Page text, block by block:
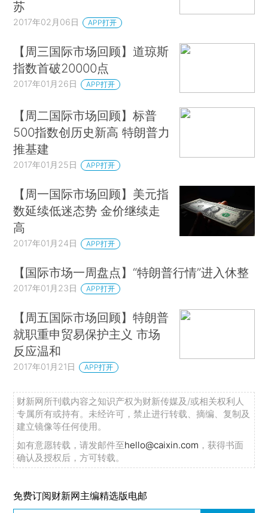
苏
2017年02月06日 APP打开
【周三国际市场回顾】道琼斯
指数首破20000点
2017年01月26日 APP打开
【周二国际市场回顾】标普
500指数创历史新高 特朗普力
推基建
2017年01月25日 APP打开
【周一国际市场回顾】美元指
数延续低迷态势 金价继续走
高
2017年01月24日 APP打开
【国际市场一周盘点】“特朗普行情”进入休整
2017年01月23日 APP打开
【周五国际市场回顾】特朗普
就职重申贸易保护主义 市场
反应温和
2017年01月21日 APP打开
财新网所刊载内容之知识产权为财新传媒及/或相关权利人
专属所有或持有。未经许可，禁止进行转载、摘编、复制及
建立镜像等任何使用。
如有意愿转载，请发邮件至hello@caixin.com ，获得书面
确认及授权后，方可转载。
免费订阅财新网主编精选版电邮